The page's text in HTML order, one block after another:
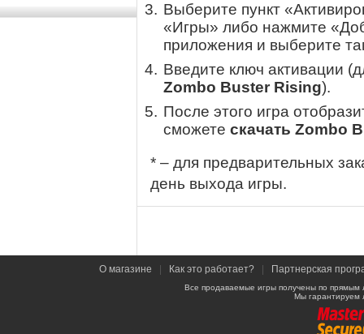
Выберите пункт
«Игры» либо нажмите
приложения и выберите
Введите ключ активации
Zombo Buster Rising).
После этого игра
сможете скачать Zombo
* – для предварительных
день выхода игры.
О магазине Как это работает? Партнерская
Все продаваемые игры получены по
Мы гарантируем